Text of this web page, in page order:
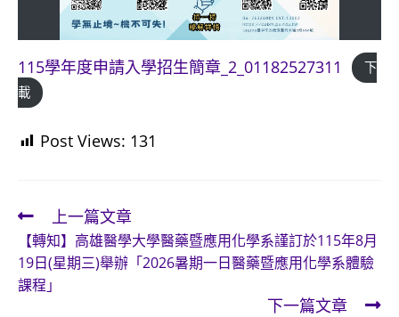
115學年度申請入學招生簡章_2_01182527311
下
載
Post Views: 131
Read
more
articles
上一篇文章
【轉知】高雄醫學大學醫藥暨應用化學系謹訂於115年8月
19日(星期三)舉辦「2026暑期一日醫藥暨應用化學系體驗
課程」
下一篇文章